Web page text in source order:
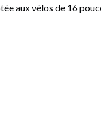
aux vélos de 16